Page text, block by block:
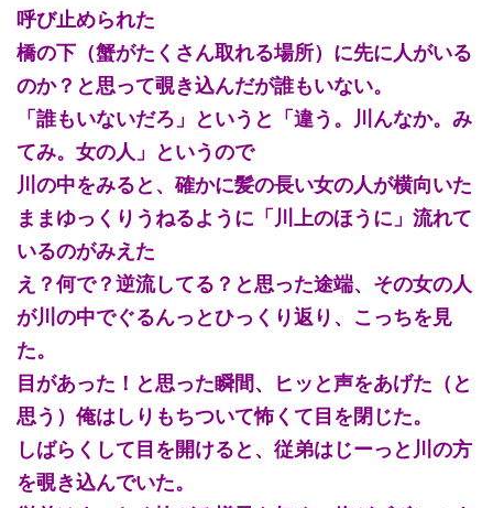
呼び止められた
橋の下（蟹がたくさん取れる場所）に先に人がいる
のか？と思って覗き込んだが誰もいない。
「誰もいないだろ」というと「違う。川んなか。み
てみ。女の人」というので
川の中をみると、確かに髪の長い女の人が横向いた
ままゆっくりうねるように「川上のほうに」流れて
いるのがみえた
え？何で？逆流してる？と思った途端、その女の人
が川の中でぐるんっとひっくり返り、こっちを見
た。
目があった！と思った瞬間、ヒッと声をあげた（と
思う）俺はしりもちついて怖くて目を閉じた。
しばらくして目を開けると、従弟はじーっと川の方
を覗き込んでいた。